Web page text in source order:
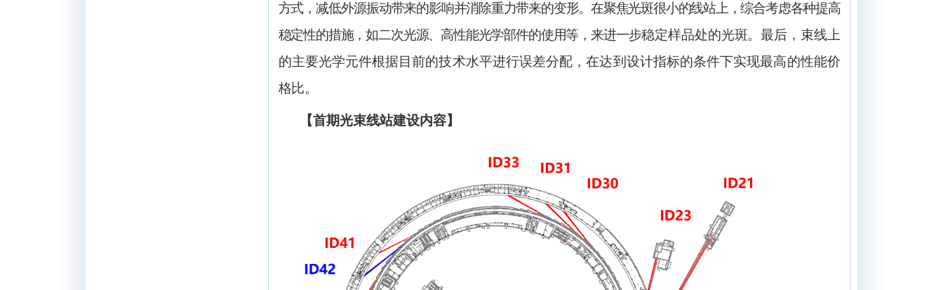
方式，减低外源振动带来的影响并消除重力带来的变形。在聚焦光斑很小的线站上，综合考虑各种提高
稳定性的措施，如二次光源、高性能光学部件的使用等，来进一步稳定样品处的光斑。最后，束线上
的主要光学元件根据目前的技术水平进行误差分配，在达到设计指标的条件下实现最高的性能价
格比。
【首期光束线站建设内容】